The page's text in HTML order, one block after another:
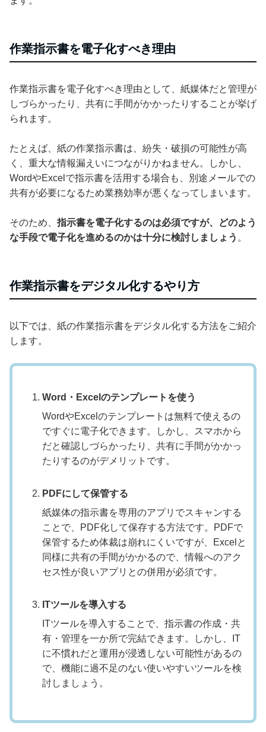
作業指示書を電子化すべき理由
作業指示書を電子化すべき理由として、紙媒体だと管理が
しづらかったり、共有に手間がかかったりすることが挙げ
られます。
たとえば、紙の作業指示書は、紛失・破損の可能性が高
く、重大な情報漏えいにつながりかねません。しかし、
WordやExcelで指示書を活用する場合も、別途メールでの
共有が必要になるため業務効率が悪くなってしまいます。
そのため、 指示書を電子化するのは必須ですが、どのよう
な手段で電子化を進めるのかは十分に検討しましょう 。
作業指示書をデジタル化するやり方
以下では、紙の作業指示書をデジタル化する方法をご紹介
します。
Word・Excelのテンプレートを使う
WordやExcelのテンプレートは無料で使えるの
ですぐに電子化できます。しかし、スマホから
だと確認しづらかったり、共有に手間がかかっ
たりするのがデメリットです。
PDFにして保管する
紙媒体の指示書を専用のアプリでスキャンする
ことで、PDF化して保存する方法です。PDFで
保管するため体裁は崩れにくいですが、Excelと
同様に共有の手間がかかるので、情報へのアク
セス性が良いアプリとの併用が必須です。
ITツールを導入する
ITツールを導入することで、指示書の作成・共
有・管理を一か所で完結できます。しかし、IT
に不慣れだと運用が浸透しない可能性があるの
で、機能に過不足のない使いやすいツールを検
討しましょう。